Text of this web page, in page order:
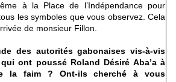
à la Place de l’Indépendance pour
les symboles que vous observez. Cela
de monsieur Fillon.
des autorités gabonaises vis-à-vis
ont poussé Roland Désiré Aba’a à
la faim ? Ont-ils cherché à vous